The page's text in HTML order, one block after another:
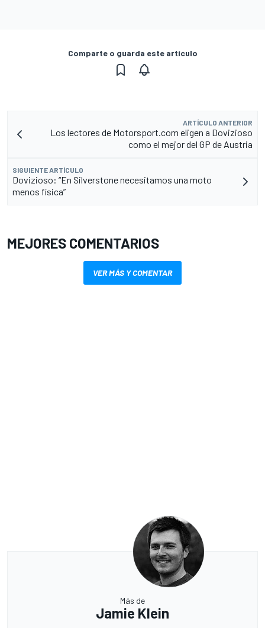
Comparte o guarda este artículo
ARTÍCULO ANTERIOR
Los lectores de Motorsport.com eligen a Dovizioso
como el mejor del GP de Austria
SIGUIENTE ARTÍCULO
Dovizioso: “En Silverstone necesitamos una moto
menos física”
MEJORES COMENTARIOS
VER MÁS Y COMENTAR
Más de
Jamie Klein